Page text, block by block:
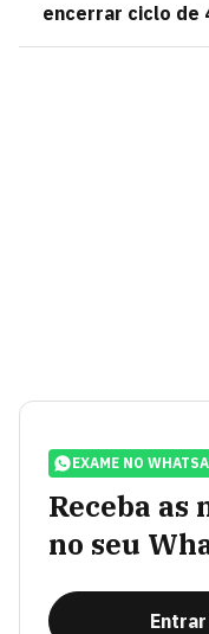
encerrar ciclo de
EXAME NO
Receba as
no seu